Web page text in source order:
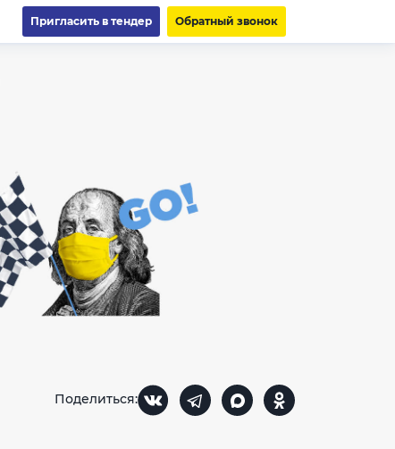
Пригласить в тендер Обратный звонок
Поделиться: